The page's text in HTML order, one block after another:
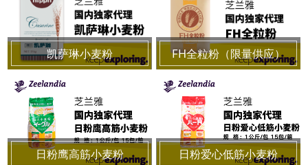
凯萨琳小麦粉 FH全粒粉（限量供应）
日粉鹰高筋小麦粉 日粉爱心低筋小麦粉